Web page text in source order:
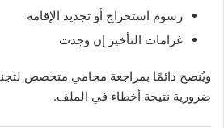
رسوم استخراج أو تجديد الإقامة
غرامات التأخير إن وجدت
ويُنصح دائمًا بمراجعة محامي متخصص
ضرورية نتيجة أخطاء في الملف.